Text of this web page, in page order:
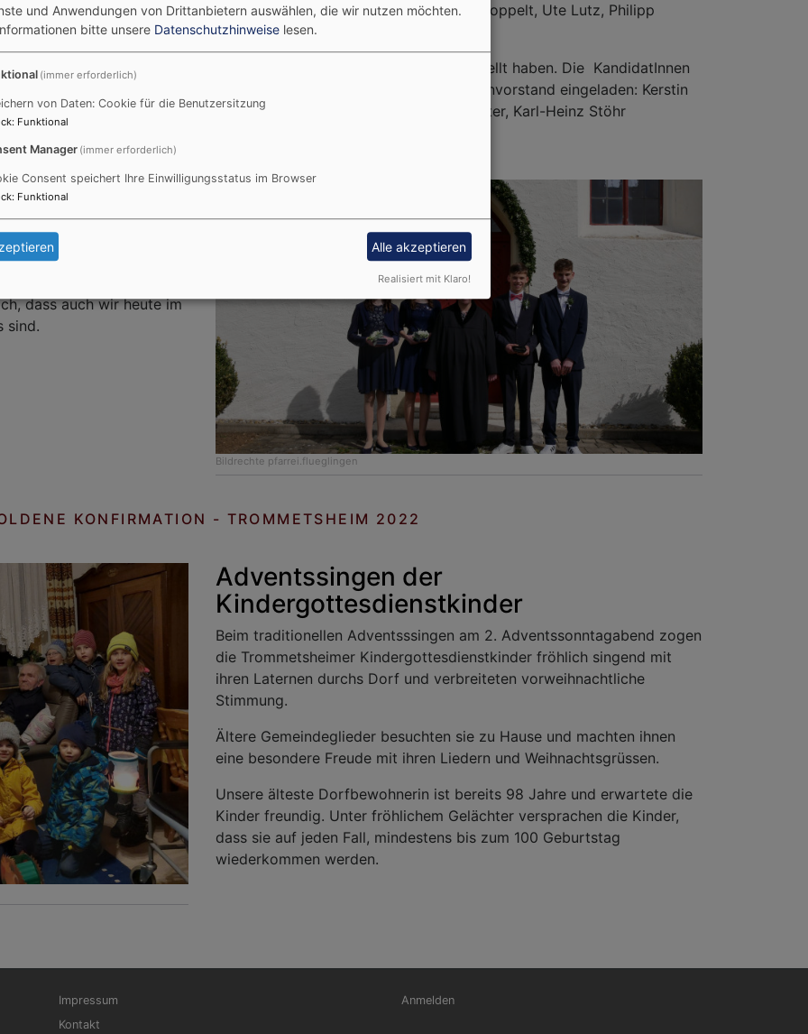
Brigitte Eckert, Rainer Ganzer, Eveline Goppelt, Ute Lutz, Philipp
Rührseitz, Karin Schuster
Vielen Dank allen die sich zur Wahl gestellt haben. Die KandidatInnen
sind zur Mitarbeit im erweiterten Kirchenvorstand eingeladen: Kerstin
Hertlen, Klaus Katheder, Rebecca Schuster, Karl-Heinz Stöhr
Bildrechte pfarrei.flueglingen
Taufe. Rel.päd. Anja
über den Fischzug
dass auch wir heute im
sind.
KONFIRMATION - TROMMETSHEIM 2022
Adventssingen der
Kindergottesdienstkinder
Beim traditionellen Adventsssingen am 2. Adventssonntagabend zogen
die Trommetsheimer Kindergottesdienstkinder fröhlich singend mit
ihren Laternen durchs Dorf und verbreiteten vorweihnachtliche
Stimmung.
Ältere Gemeindeglieder besuchten sie zu Hause und machten ihnen
eine besondere Freude mit ihren Liedern und Weihnachtsgrüssen.
Unsere älteste Dorfbewohnerin ist bereits 98 Jahre und erwartete die
Kinder freundig. Unter fröhlichem Gelächter versprachen die Kinder,
dass sie auf jeden Fall, mindestens bis zum 100 Geburtstag
wiederkommen werden.
Fußbereichsmenü
Impressum
Kontakt
Benutzermenü
Anmelden
und Anwendungen von Drittanbietern auswählen, die wir nutzen möchten.
bitte unsere Datenschutzhinweise lesen.
(immer erforderlich)
von Daten: Cookie für die Benutzersitzung
: Funktional
Manager (immer erforderlich)
Consent speichert Ihre Einwilligungsstatus im Browser
: Funktional
Alle akzeptieren
Realisiert mit Klaro!